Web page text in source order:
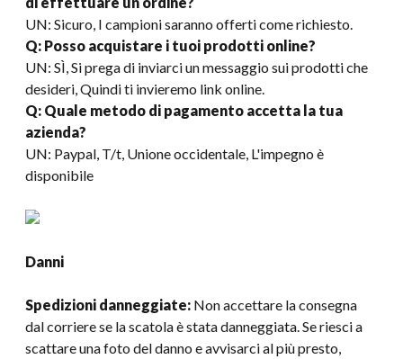
UN: Sicuro, I campioni saranno offerti come richiesto.
Q: Posso acquistare i tuoi prodotti online?
UN: SÌ, Si prega di inviarci un messaggio sui prodotti che
desideri, Quindi ti invieremo link online.
Q: Quale metodo di pagamento accetta la tua
azienda?
UN: Paypal, T/t, Unione occidentale, L'impegno è
disponibile
Danni
Spedizioni danneggiate: Non accettare la consegna
dal corriere se la scatola è stata danneggiata. Se riesci a
scattare una foto del danno e avvisarci al più presto,